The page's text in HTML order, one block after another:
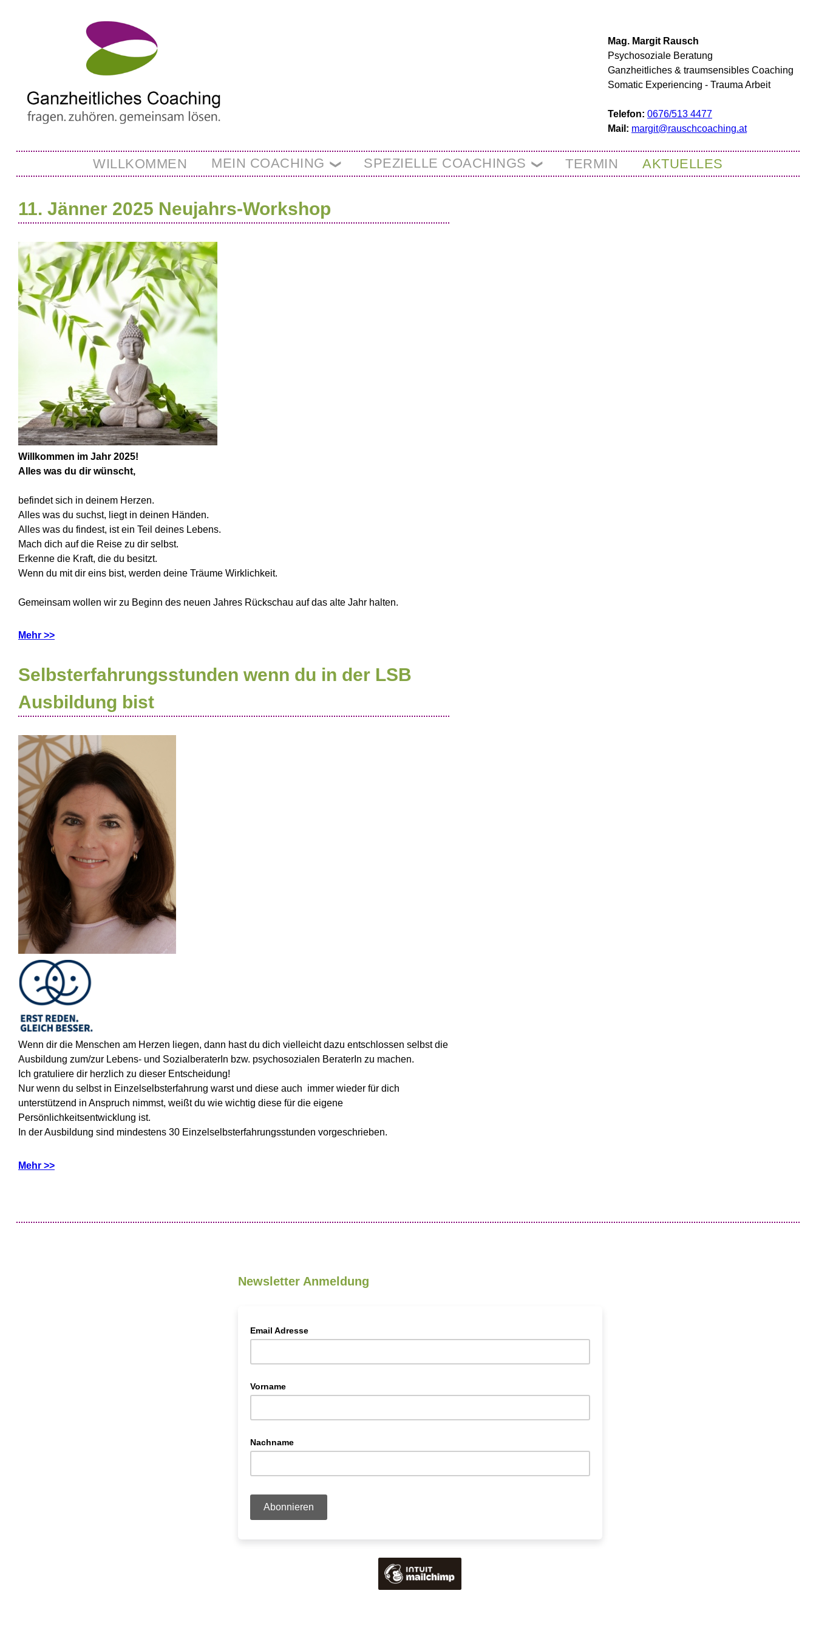
Mag. Margit Rausch
Psychosoziale Beratung
Ganzheitliches & traumsensibles Coaching
Somatic Experiencing - Trauma Arbeit
Telefon: 0676/513 4477
Mail: margit@rauschcoaching.at
Hauptnavigation
WILLKOMMEN MEIN COACHING SPEZIELLE COACHINGS TERMIN AKTUELLES
11. Jänner 2025 Neujahrs-Workshop
Willkommen im Jahr 2025!
Alles was du dir wünscht,
befindet sich in deinem Herzen.
Alles was du suchst, liegt in deinen Händen.
Alles was du findest, ist ein Teil deines Lebens.
Mach dich auf die Reise zu dir selbst.
Erkenne die Kraft, die du besitzt.
Wenn du mit dir eins bist, werden deine Träume Wirklichkeit.
Gemeinsam wollen wir zu Beginn des neuen Jahres Rückschau auf das alte Jahr halten.
Mehr >>
Selbsterfahrungsstunden wenn du in der LSB
Ausbildung bist
Wenn dir die Menschen am Herzen liegen, dann hast du dich vielleicht dazu entschlossen selbst die
Ausbildung zum/zur Lebens- und SozialberaterIn bzw. psychosozialen BeraterIn zu machen.
Ich gratuliere dir herzlich zu dieser Entscheidung!
Nur wenn du selbst in Einzelselbsterfahrung warst und diese auch immer wieder für dich
unterstützend in Anspruch nimmst, weißt du wie wichtig diese für die eigene
Persönlichkeitsentwicklung ist.
In der Ausbildung sind mindestens 30 Einzelselbsterfahrungsstunden vorgeschrieben.
Mehr >>